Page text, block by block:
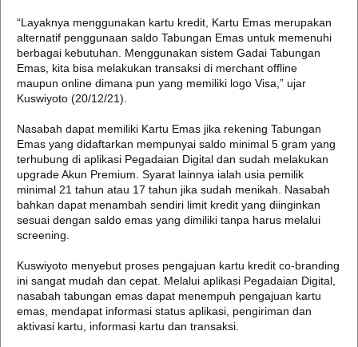
“Layaknya menggunakan kartu kredit, Kartu Emas merupakan
alternatif penggunaan saldo Tabungan Emas untuk memenuhi
berbagai kebutuhan. Menggunakan sistem Gadai Tabungan
Emas, kita bisa melakukan transaksi di merchant offline
maupun online dimana pun yang memiliki logo Visa,” ujar
Kuswiyoto (20/12/21).
Nasabah dapat memiliki Kartu Emas jika rekening Tabungan
Emas yang didaftarkan mempunyai saldo minimal 5 gram yang
terhubung di aplikasi Pegadaian Digital dan sudah melakukan
upgrade Akun Premium. Syarat lainnya ialah usia pemilik
minimal 21 tahun atau 17 tahun jika sudah menikah. Nasabah
bahkan dapat menambah sendiri limit kredit yang diinginkan
sesuai dengan saldo emas yang dimiliki tanpa harus melalui
screening.
Kuswiyoto menyebut proses pengajuan kartu kredit co-branding
ini sangat mudah dan cepat. Melalui aplikasi Pegadaian Digital,
nasabah tabungan emas dapat menempuh pengajuan kartu
emas, mendapat informasi status aplikasi, pengiriman dan
aktivasi kartu, informasi kartu dan transaksi.